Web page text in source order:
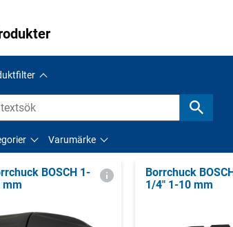
Varumärke
BOSCH 1-
mm
Borrchuck
1/4" 1-10 mm